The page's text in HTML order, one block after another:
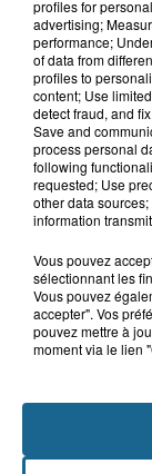
A
Grand jeu
profiles for
advertising;
performance;
of data from
profiles to
content; Use
detect fraud, and
Save and
process personal
following
requested; Use
other data
information
Vous pouvez
sélectionnant les
Vous pouvez
accepter". Vos
pouvez mettre à
moment via le lien